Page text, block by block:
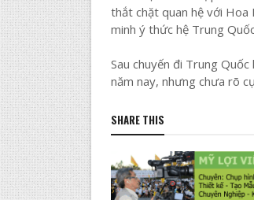
thắt chặt quan hệ với
minh ý thức hệ Trung
Sau chuyến đi Trung
năm nay, nhưng chưa rõ
SHARE THIS